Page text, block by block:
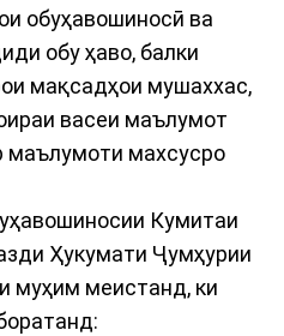
обуҳавошиносӣ ва
обу ҳаво, балки
мақсадҳои мушаххас,
васеи маълумот
маълумоти махсусро
Кумитаи
Ҳукумати Ҷумҳурии
муҳим меистанд, ки